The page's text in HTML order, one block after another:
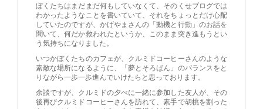
ぼくたちはまだまだ何もしていなくて、そのくせブログでは
わかったようなことを書いていて、それをちょっとだけ心配
していたのですが、かげやまさんの「動機と行動」のお話を
聞いて、何だか救われたというか、このまま突き進もうとい
う気持ちになりました。
いつかぼくたちのカフェが、クルミドコーヒーさんのような
素敵な場所になるように、「夢とそろばん」のバランスをと
りながら一歩一歩進んでいけたらと思っております。
余談ですが、クルミドの夕べに一緒に参加した友人が、その
後再びクルミドコーヒーさんを訪れて、素手で胡桃を割った